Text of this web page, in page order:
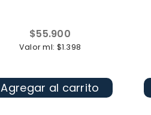
Precio
habitual
$55.900
Valor ml: $1.398
Agregar al carrito